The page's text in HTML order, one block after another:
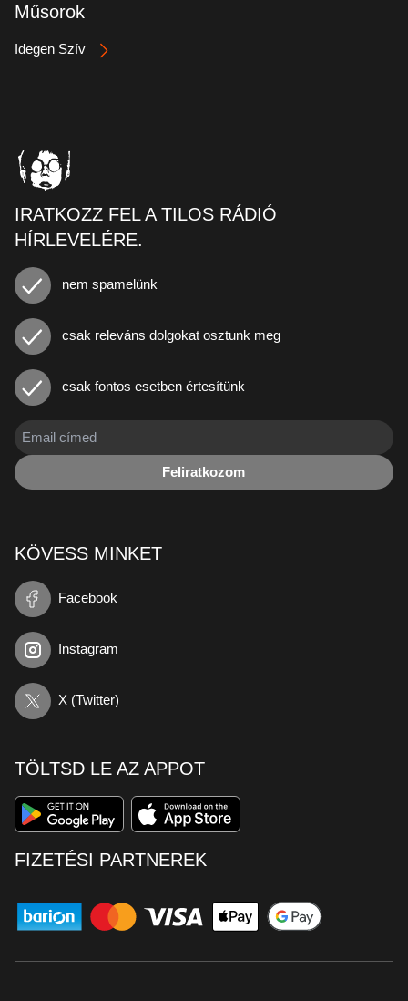
Műsorok
Idegen Szív
IRATKOZZ FEL A TILOS RÁDIÓ
HÍRLEVELÉRE.
nem spamelünk
csak releváns dolgokat osztunk meg
csak fontos esetben értesítünk
Feliratkozom
KÖVESS MINKET
Facebook
Instagram
X (Twitter)
TÖLTSD LE AZ APPOT
FIZETÉSI PARTNEREK